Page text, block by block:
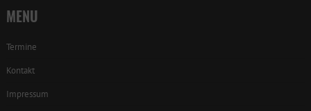
MENU
Termine
Kontakt
Impressum